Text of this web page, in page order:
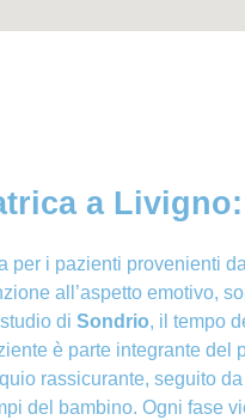
a
per i pazienti provenienti da
all’aspetto emotivo,
di Sondrio, il tempo
è parte integrante del
rassicurante, seguito
del bambino. Ogni fase